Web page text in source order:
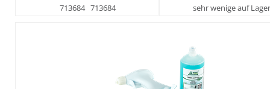
713684 713684 sehr wenige auf Lager